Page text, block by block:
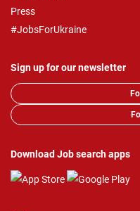
Press
#JobsForUkraine
Sign up for our newsletter
Download Job search apps